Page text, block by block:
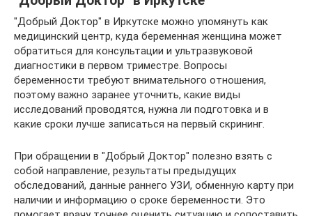
"Добрый Доктор" в Иркутске можно упомянуть как
медицинский центр, куда беременная женщина может
обратиться для консультации и ультразвуковой
диагностики в первом триместре. Вопросы
беременности требуют внимательного отношения,
поэтому важно заранее уточнить, какие виды
исследований проводятся, нужна ли подготовка и в
какие сроки лучше записаться на первый скрининг.
При обращении в "Добрый Доктор" полезно взять с
собой направление, результаты предыдущих
обследований, данные раннего УЗИ, обменную карту при
наличии и информацию о сроке беременности. Это